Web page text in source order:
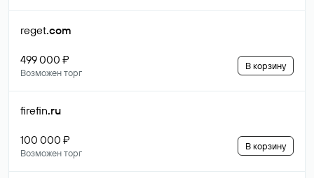
reget.com
499 000 ₽
Возможен торг
В корзину
firefin.ru
100 000 ₽
Возможен торг
В корзину